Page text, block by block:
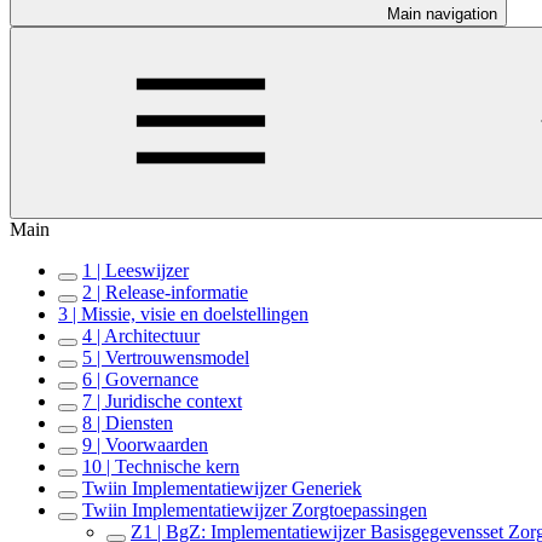
Main navigation
Main
1 | Leeswijzer
2 | Release-informatie
3 | Missie, visie en doelstellingen
4 | Architectuur
5 | Vertrouwensmodel
6 | Governance
7 | Juridische context
8 | Diensten
9 | Voorwaarden
10 | Technische kern
Twiin Implementatiewijzer Generiek
Twiin Implementatiewijzer Zorgtoepassingen
Z1 | BgZ: Implementatiewijzer Basisgegevensset